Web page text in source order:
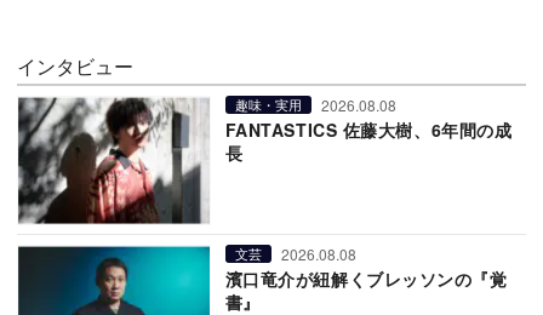
インタビュー
趣味・実用 2026.08.08
FANTASTICS 佐藤大樹、6年間の成
長
文芸 2026.08.08
濱口竜介が紐解くブレッソンの『覚
書』